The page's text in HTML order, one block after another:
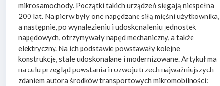
mikrosamochody. Początki takich urządzeń sięgają niespełna
200 lat. Najpierw były one napędzane siłą mięśni użytkownika,
a następnie, po wynalezieniu i udoskonaleniu jednostek
napędowych, otrzymywały napęd mechaniczny, a także
elektryczny. Na ich podstawie powstawały kolejne
konstrukcje, stale udoskonalane i modernizowane. Artykuł ma
na celu przegląd powstania i rozwoju trzech najważniejszych
zdaniem autora środków transportowych mikromobilności: